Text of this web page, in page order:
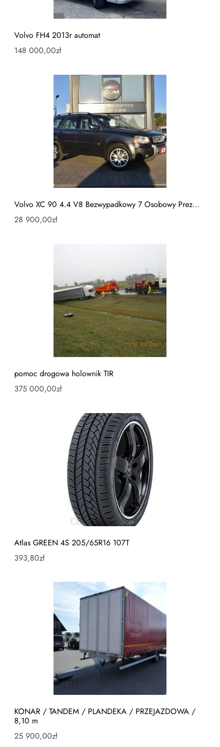
Volvo FH4 2013r automat
148 000,00zł
Volvo XC 90 4.4 V8 Bezwypadkowy 7 Osobowy Prez…
28 900,00zł
pomoc drogowa holownik TIR
375 000,00zł
Atlas GREEN 4S 205/65R16 107T
393,80zł
KONAR / TANDEM / PLANDEKA / PRZEJAZDOWA /
8,10 m
25 900,00zł